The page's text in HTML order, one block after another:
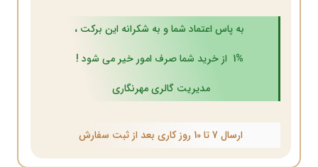
به پاس اعتماد شما و به شکرانه این برکت ،
1% از خرید شما صرف امور خیر می شود !
مدیریت گالری مهرنگاری
ارسال 7 تا 10 روز کاری بعد از ثبت سفارش